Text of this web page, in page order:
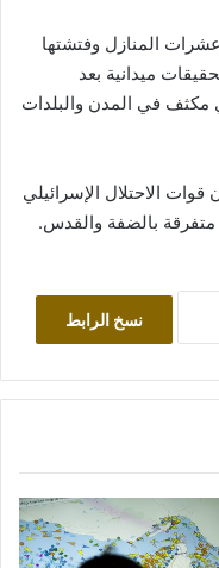
المنازل وفتشتها
ميدانية بعد
في المدن والبلدات
الاحتلال الإسرائيلي
بالضفة والقدس.
نسخ الرابط